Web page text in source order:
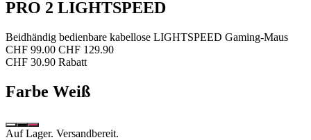
PRO 2 LIGHTSPEED
Beidhändig bedienbare kabellose LIGHTSPEED Gaming-Maus
CHF 99.00 CHF 129.90
CHF 30.90 Rabatt
Farbe Weiß
Auf Lager. Versandbereit.